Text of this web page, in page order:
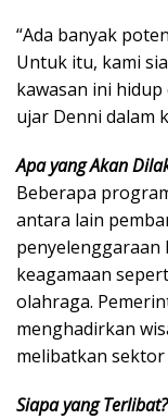
“Ada banyak
Untuk itu, kami
kawasan ini
ujar Denni dalam
Apa yang Akan
Beberapa
antara lain
penyelenggaraan
keagamaan
olahraga.
menghadirkan
melibatkan sektor
Siapa yang Terlibat?